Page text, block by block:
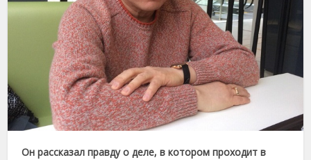
Он рассказал правду о деле, в котором проходит в